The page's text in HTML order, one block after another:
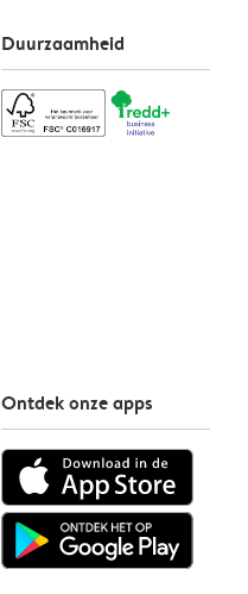
Duurzaamheid
Ontdek onze apps